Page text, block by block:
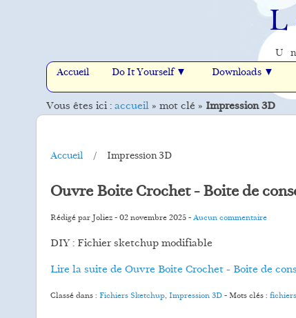
Accueil
Do It Yourself ▼ Downloads ▼
Vous êtes ici :accueil » mot clé » Impression 3D
Accueil Impression 3D
Ouvre Boite Crochet - Boite de
Rédigé par Joliez -02 novembre 2025-Aucun commentaire
DIY : Fichier sketchup modifiable
Lire la suite de Ouvre Boite Crochet - Boite de
Classé dans : Fichiers Sketchup, Impression 3D- Mots clés :